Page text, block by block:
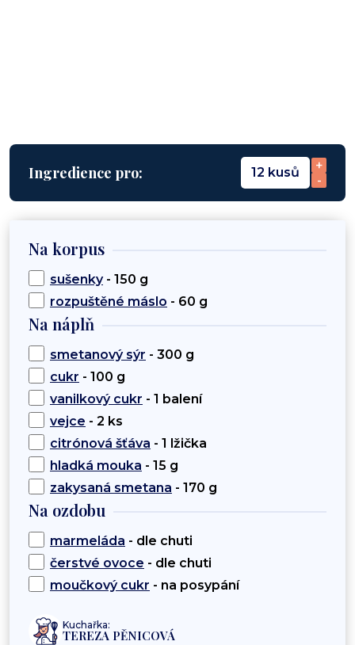
Ingredience pro: 12 kusů
+
-
Na korpus
sušenky- 150 g
rozpuštěné máslo - 60 g
Na náplň
smetanový sýr - 300 g
cukr - 100 g
vanilkový cukr - 1 balení
vejce - 2 ks
citrónová šťáva - 1 lžička
hladká mouka - 15 g
zakysaná smetana - 170 g
Na ozdobu
marmeláda - dle chuti
čerstvé ovoce - dle chuti
moučkový cukr - na posypání
Kuchařka:
TEREZA PĚNICOVÁ